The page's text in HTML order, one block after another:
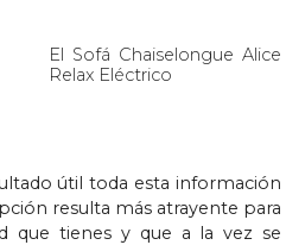
El Sofá Chaiselongue Alice
Relax Eléctrico
útil toda esta información
resulta más atrayente para
que tienes y que a la vez se